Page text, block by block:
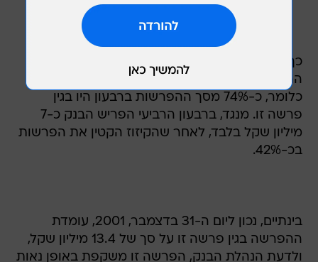
כך, ברבעון השלישי של השנה החולפת הסתכמו
כלומר, כ-74% מסך ההפרשות ברבעון היו בגין
פרשה זו. מנגד, ברבעון הרביעי הפריש הבנק כ-7
מיליון שקל בלבד, לאחר שהקיזוז הקטין את הפרשות
בכ-42%.
בינתיים, נכון ליום ה-31 בדצמבר, 2001, עומדת
ההפרשה בגין פרשה זו על סך של 13.4 מיליון שקל,
ולדעת הנהלת הבנק, הפרשה זו משקפת באופן נאות